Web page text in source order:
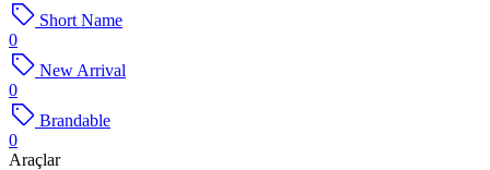
Short Name
0
New Arrival
0
Brandable
0
Araçlar